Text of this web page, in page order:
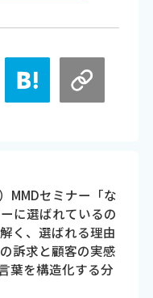
セミナー「な
に選ばれているの
く、選ばれる理由
訴求と顧客の実感
葉を構造化する分